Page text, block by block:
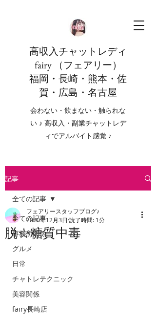
高収入チャットレディ
fairy （フェアリー）
福岡・長崎・熊本・佐
賀・広島・名古屋
会わない・飲まない・触られな
い ♪ 高収入・副業チャットレデ
ィでアルバイト感覚 ♪
記事
全ての記事
事務所関係
グルメ
日常
チャトレテクニック
美容関係
fairy長崎店
全ての記事
脱☆糖質中毒
フェアリースタッフブログ♪
2020年12月3日 読了時間: 1分